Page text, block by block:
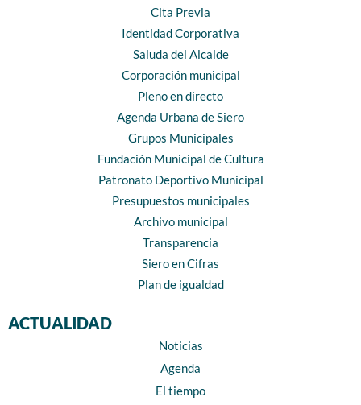
Cita Previa
Identidad Corporativa
Saluda del Alcalde
Corporación municipal
Pleno en directo
Agenda Urbana de Siero
Grupos Municipales
Fundación Municipal de Cultura
Patronato Deportivo Municipal
Presupuestos municipales
Archivo municipal
Transparencia
Siero en Cifras
Plan de igualdad
ACTUALIDAD
Noticias
Agenda
El tiempo